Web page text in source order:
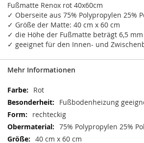
Fußmatte Renox rot 40x60cm
✓ Oberseite aus 75% Polypropylen 25%
✓ Größe der Matte: 40 cm x 60 cm
✓ die Höhe der Fußmatte beträgt 6,5 mm
✓ geeignet für den Innen- und
Mehr Informationen
Mehr
Informationen
Rot
Fußbodenheizung
rechteckig
75% Polypropylen 25%
40 cm x 60 cm